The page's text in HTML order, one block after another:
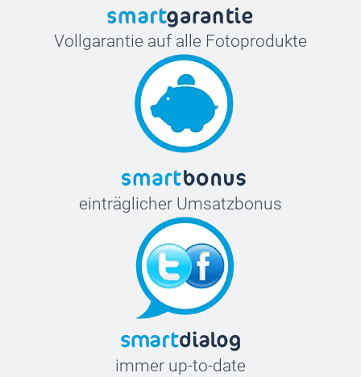
Vollgarantie auf alle Fotoprodukte
einträglicher Umsatzbonus
immer up-to-date